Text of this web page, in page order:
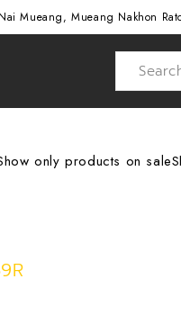
Mueang, Mueang Nakhon
only products on sale